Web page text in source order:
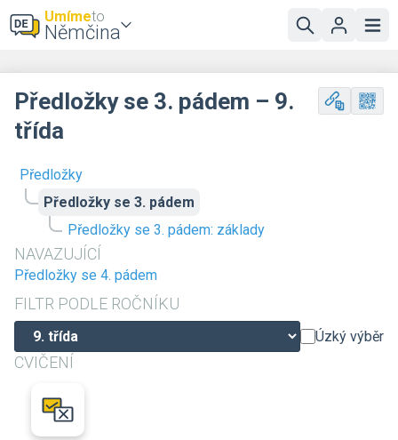
Umímeto
Němčina
Předložky
Předložky se 3. pádem
Předložky se 3. pádem: základy
NAVAZUJÍCÍ
Předložky se 4. pádem
FILTR PODLE ROČNÍKU
Úzký výběr
CVIČENÍ
Předložky se 3. pádem – 9.
třída